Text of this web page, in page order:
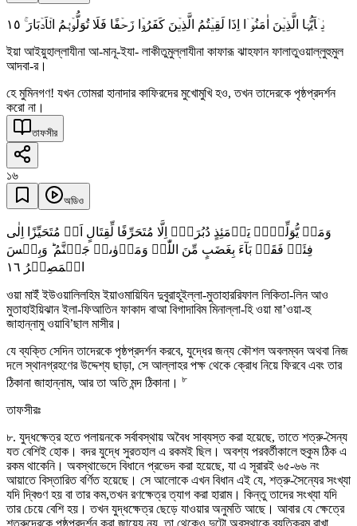
یٰۤاَیُّہَا الَّذِیۡنَ اٰمَنُوۡۤا اِذَا لَقِیۡتُمُ الَّذِیۡنَ کَفَرُوۡا زَحۡفًا فَلَا تُوَلُّوۡہُمُ الۡاَدۡبَارَ ۚ ١٥
ইয়া আইয়ুহাল্লাযীনা আ-মানূ-ইযা- লাকীতুমুল্লাযীনা কাফারূ ঝাহফান ফালাতুওয়াল্লুহুমুল
আদবা-র।
হে মুমিনগণ! যখন তোমরা হানাদার কাফিরদের মুখোমুখি হও, তখন তাদেরকে পৃষ্ঠপ্রদর্শন
করো না।
তাফসীর
১৬
অডিও
وَمَنۡ یُّوَلِّہِمۡ یَوۡمَئِذٍ دُبُرَہٗۤ اِلَّا مُتَحَرِّفًا لِّقِتَالٍ اَوۡ مُتَحَیِّزًا اِلٰی
فِئَۃٍ فَقَدۡ بَآءَ بِغَضَبٍ مِّنَ اللّٰہِ وَمَاۡوٰىہُ جَہَنَّمُ ؕ وَبِئۡسَ
الۡمَصِیۡرُ ١٦
ওয়া মাইঁ ইউওয়ালিলহিম ইয়াওমায়িযিন দুবুরাহূইল্লা-মুতাহাররিফাল লিকিতা-লিন আও
মুতাহাইয়িঝান ইলা-ফিআতিন ফাকাদ বাআ বিগাদাবিম মিনাল্লা-হি ওয়া মা’ওয়া-হু
জাহান্নামু ওয়াবি’ছাল মাসীর।
যে ব্যক্তি সেদিন তাদেরকে পৃষ্ঠপ্রদর্শন করবে, যুদ্ধের জন্য কৌশল অবলম্বন অথবা নিজ
দলে স্থানগ্রহণের উদ্দেশ্য ছাড়া, সে আল্লাহর পক্ষ থেকে ক্রোধ নিয়ে ফিরবে এবং তার
ঠিকানা জাহান্নাম, আর তা অতি মন্দ ঠিকানা। ৮
তাফসীরঃ
৮. যুদ্ধক্ষেত্র হতে পলায়নকে সর্বাবস্থায় অবৈধ সাব্যস্ত করা হয়েছে, তাতে শত্রু-সৈন্য
যত বেশিই হোক। বদর যুদ্ধে সুরতহাল এ রকমই ছিল। অবশ্য পরবর্তীকালে হুকুম ঠিক এ
রকম থাকেনি। অবস্থাভেদে বিধানে প্রভেদ করা হয়েছে, যা এ সূরারই ৬৫-৬৬ নং
আয়াতে বিস্তারিত বর্ণিত হয়েছে। সে আলোকে এখন বিধান এই যে, শত্রু-সৈন্যের সংখ্যা
যদি দ্বিগুণ হয় বা তার কম,তখন রণক্ষেত্র ত্যাগ করা হারাম। কিন্তু তাদের সংখ্যা যদি
তার চেয়ে বেশি হয়। তখন যুদ্ধক্ষেত্র ছেড়ে যাওয়ার অনুমতি আছে। আবার যে ক্ষেত্রে
শত্রুদেরকে পৃষ্ঠপ্রদর্শন করা জায়েয নয়, তা থেকেও দুটো অবস্থাকে ব্যতিক্রম রাখা